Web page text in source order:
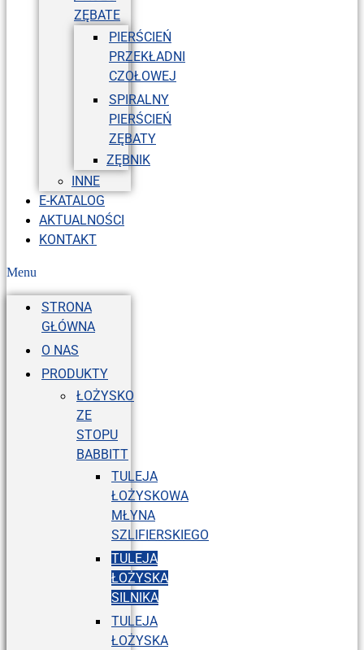
ZĘBATE
PIERŚCIEŃ
PRZEKŁADNI
CZOŁOWEJ
SPIRALNY
PIERŚCIEŃ
ZĘBATY
ZĘBNIK
INNE
E-KATALOG
AKTUALNOŚCI
KONTAKT
Menu
STRONA
GŁÓWNA
O NAS
PRODUKTY
ŁOŻYSKO
ZE
STOPU
BABBITT
TULEJA
ŁOŻYSKOWA
MŁYNA
SZLIFIERSKIEGO
TULEJA
ŁOŻYSKA
SILNIKA
TULEJA
ŁOŻYSKA